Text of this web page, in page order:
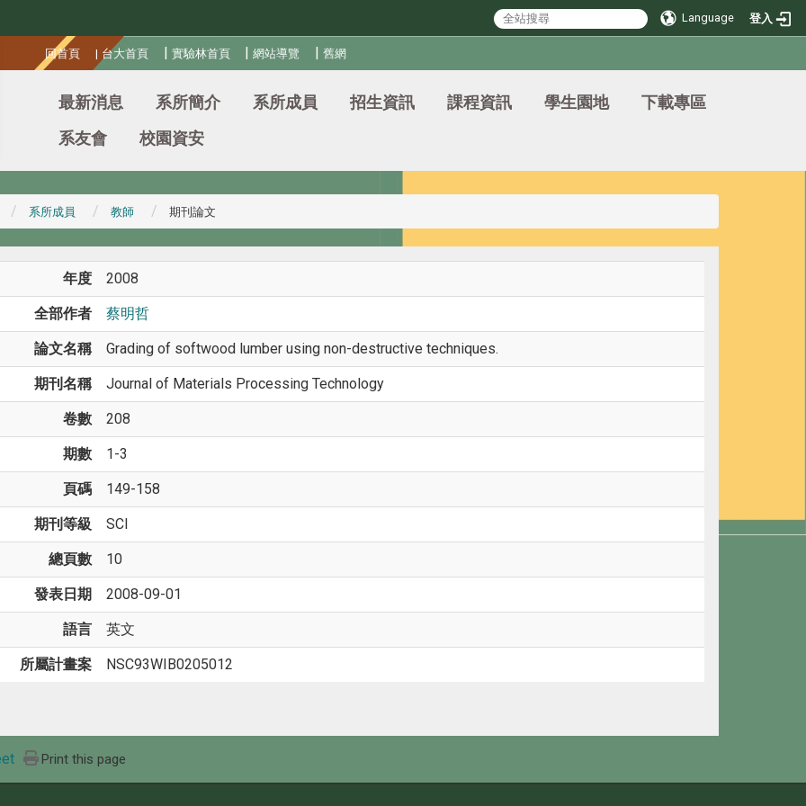
Language 登入
回首頁 | 台大首頁 | 實驗林首頁 |網站導覽 |舊網
最新消息 系所簡介 系所成員 招生資訊 課程資訊 學生園地
下載專區
系友會
校園資安
系所成員 教師 期刊論文
年度 2008
全部作者 蔡明哲
論文名稱 Grading of softwood lumber using non-destructive techniques.
期刊名稱 Journal of Materials Processing Technology
卷數 208
期數 1-3
頁碼 149-158
期刊等級 SCI
總頁數 10
發表日期 2008-09-01
語言 英文
所屬計畫案 NSC93WIB0205012
Print this page